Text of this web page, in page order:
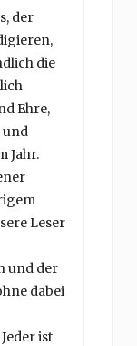
der
die
Ehre,
und
Jahr.
Leser
und der
dabei
ist